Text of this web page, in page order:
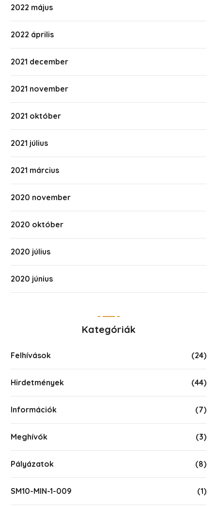
2022 május
2022 április
2021 december
2021 november
2021 október
2021 július
2021 március
2020 november
2020 október
2020 július
2020 június
Kategóriák
Felhívások (24)
Hirdetmények (44)
Információk (7)
Meghívók (3)
Pályázatok (8)
SM10-MIN-1-009 (1)